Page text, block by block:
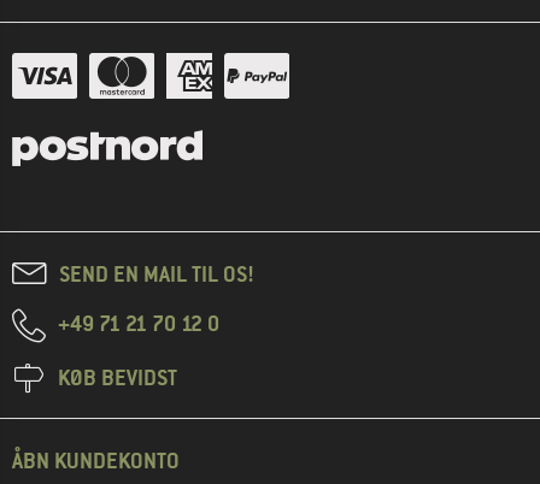
SEND EN MAIL TIL OS!
+49 71 21 70 12 0
KØB BEVIDST
ÅBN KUNDEKONTO